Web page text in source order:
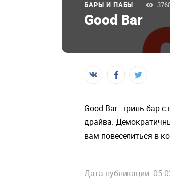
БАРЫ И ПАБЫ
Good Bar
Good Bar - гриль бар
драйва.
вам повеселиться в
Дата публикации: